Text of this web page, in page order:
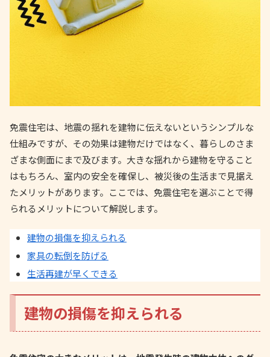
免震住宅は、地震の揺れを建物に伝えないというシンプルな
仕組みですが、その効果は建物だけではなく、暮らしのさま
ざまな側面にまで及びます。大きな揺れから建物を守ること
はもちろん、室内の安全を確保し、被災後の生活まで見据え
たメリットがあります。ここでは、免震住宅を選ぶことで得
られるメリットについて解説します。
建物の損傷を抑えられる
家具の転倒を防げる
生活再建が早くできる
建物の損傷を抑えられる